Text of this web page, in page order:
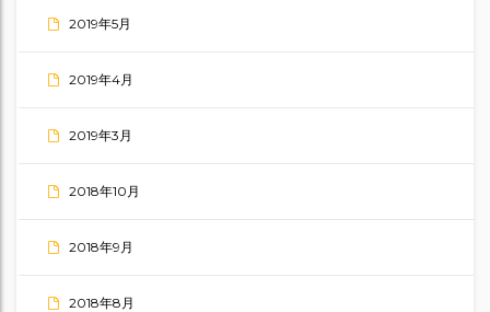
2019年5月
2019年4月
2019年3月
2018年10月
2018年9月
2018年8月